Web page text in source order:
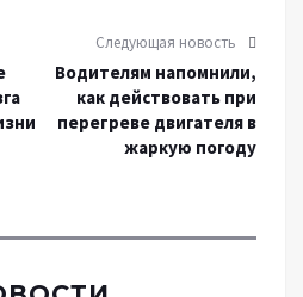
Следующая новость
Водителям напомнили,
как действовать при
перегреве двигателя в
жаркую погоду